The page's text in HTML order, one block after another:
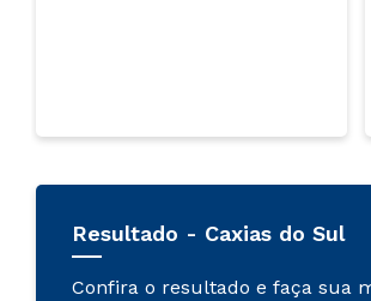
Resultado - Caxias do Sul
Confira o resultado e faça sua